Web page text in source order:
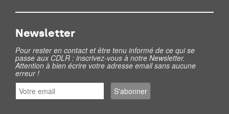
Newsletter
Pour rester en contact et être tenu informé de ce qui se
passe aux CDLR : inscrivez-vous à notre Newsletter.
Attention à bien écrire votre adresse email sans aucune
erreur !